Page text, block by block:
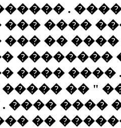
.
��� ����
��� ��
��������
���� ����
����� �� "
. ����
��